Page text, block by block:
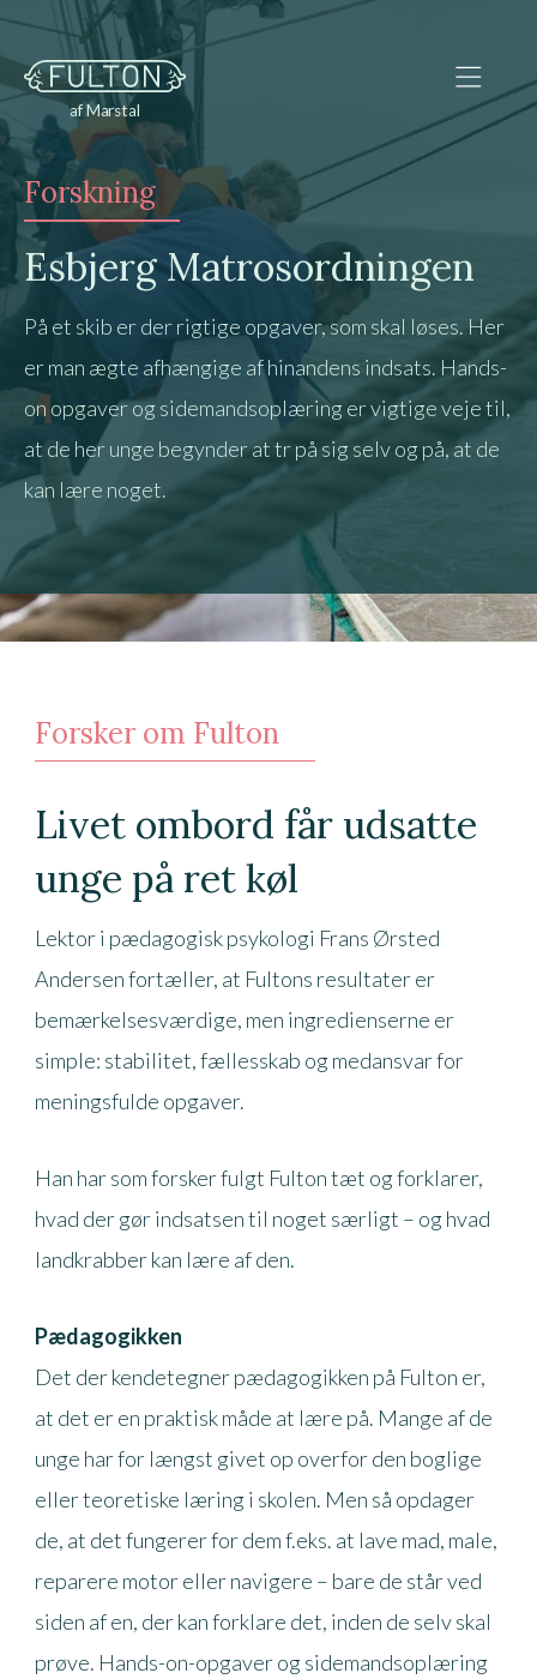
af Marstal
Forskning
Esbjerg Matrosordningen
På et skib er der rigtige opgaver, som skal løses. Her
er man ægte afhængige af hinandens indsats. Hands-
on opgaver og sidemandsoplæring er vigtige veje til,
at de her unge begynder at tr på sig selv og på, at de
kan lære noget.
Forsker om Fulton
Livet ombord får udsatte
unge på ret køl
Lektor i pædagogisk psykologi Frans Ørsted
Andersen fortæller, at Fultons resultater er
bemærkelsesværdige, men ingredienserne er
simple: stabilitet, fællesskab og medansvar for
meningsfulde opgaver.
Han har som forsker fulgt Fulton tæt og forklarer,
hvad der gør indsatsen til noget særligt – og hvad
landkrabber kan lære af den.
Pædagogikken
Det der kendetegner pædagogikken på Fulton er,
at det er en praktisk måde at lære på. Mange af de
unge har for længst givet op overfor den boglige
eller teoretiske læring i skolen. Men så opdager
de, at det fungerer for dem f.eks. at lave mad, male,
reparere motor eller navigere – bare de står ved
siden af en, der kan forklare det, inden de selv skal
prøve. Hands-on-opgaver og sidemandsoplæring